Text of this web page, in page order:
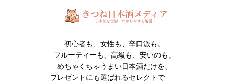
初心者も、女性も、辛口派も。
フルーティーも、高級も、安いのも。
めちゃくちゃうまい日本酒だけを、
プレゼントにも選ばれるセレクトで――